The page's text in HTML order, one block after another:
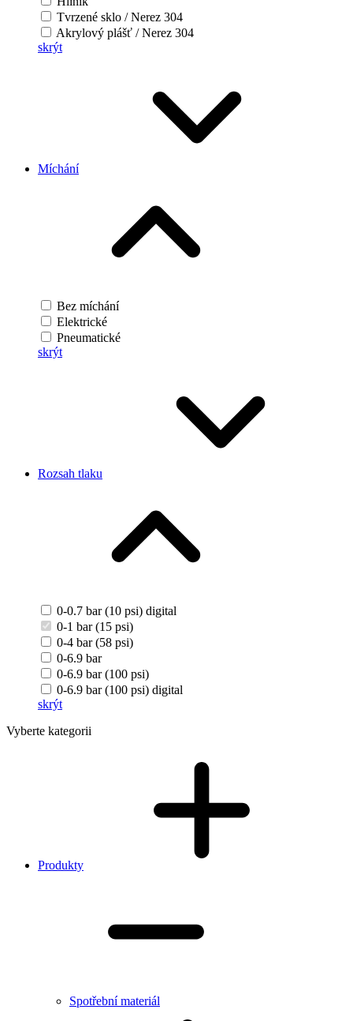
Tvrzené sklo / Nerez 304
Akrylový plášť / Nerez 304
skrýt
Míchání
Bez míchání
Elektrické
Pneumatické
skrýt
Rozsah tlaku
0-0.7 bar (10 psi) digital
0-1 bar (15 psi)
0-4 bar (58 psi)
0-6.9 bar
0-6.9 bar (100 psi)
0-6.9 bar (100 psi) digital
skrýt
Vyberte kategorii
Produkty
Spotřební materiál